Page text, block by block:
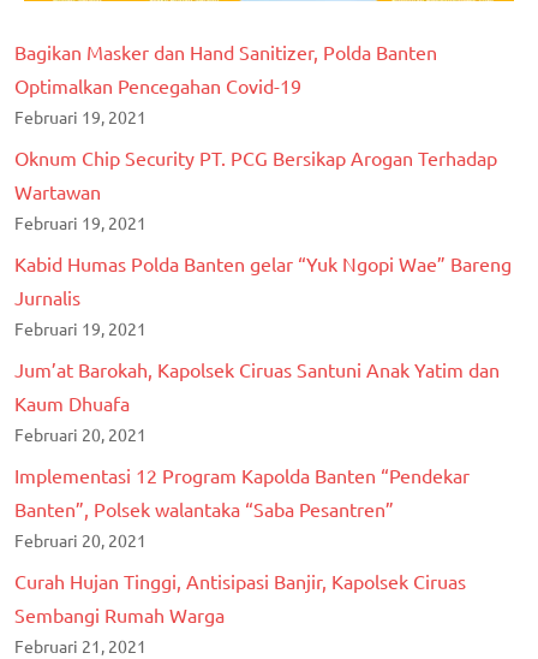
Bagikan Masker dan Hand Sanitizer, Polda Banten
Optimalkan Pencegahan Covid-19
Februari 19, 2021
Oknum Chip Security PT. PCG Bersikap Arogan Terhadap
Wartawan
Februari 19, 2021
Kabid Humas Polda Banten gelar “Yuk Ngopi Wae” Bareng
Jurnalis
Februari 19, 2021
Jum’at Barokah, Kapolsek Ciruas Santuni Anak Yatim dan
Kaum Dhuafa
Februari 20, 2021
Implementasi 12 Program Kapolda Banten “Pendekar
Banten”, Polsek walantaka “Saba Pesantren”
Februari 20, 2021
Curah Hujan Tinggi, Antisipasi Banjir, Kapolsek Ciruas
Sembangi Rumah Warga
Februari 21, 2021